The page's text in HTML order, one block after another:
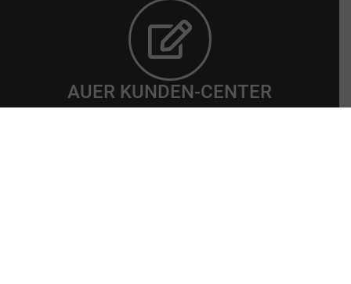
AUER KUNDEN-CENTER